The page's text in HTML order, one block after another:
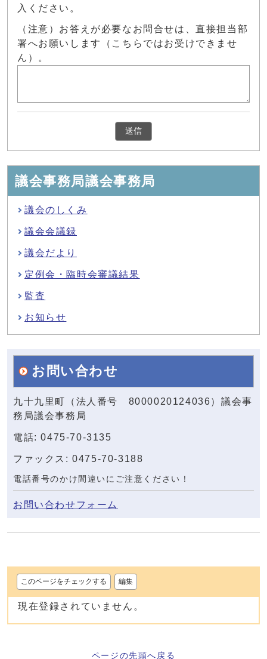
入ください。
（注意）お答えが必要なお問合せは、直接担当部
署へお願いします（こちらではお受けできませ
ん）。
議会事務局議会事務局
議会のしくみ
議会会議録
議会だより
定例会・臨時会審議結果
監査
お知らせ
お問い合わせ
九十九里町（法人番号 8000020124036）議会事
務局議会事務局
電話: 0475-70-3135
ファックス: 0475-70-3188
電話番号のかけ間違いにご注意ください！
お問い合わせフォーム
このページをチェックする 編集
現在登録されていません。
ページの先頭へ戻る